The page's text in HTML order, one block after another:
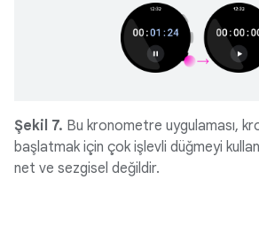
Şekil 7. Bu kronometre uygulaması,
başlatmak için çok işlevli düğmeyi
net ve sezgisel değildir.